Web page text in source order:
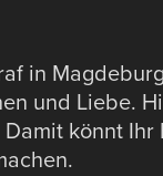
in
und Liebe.
könnt